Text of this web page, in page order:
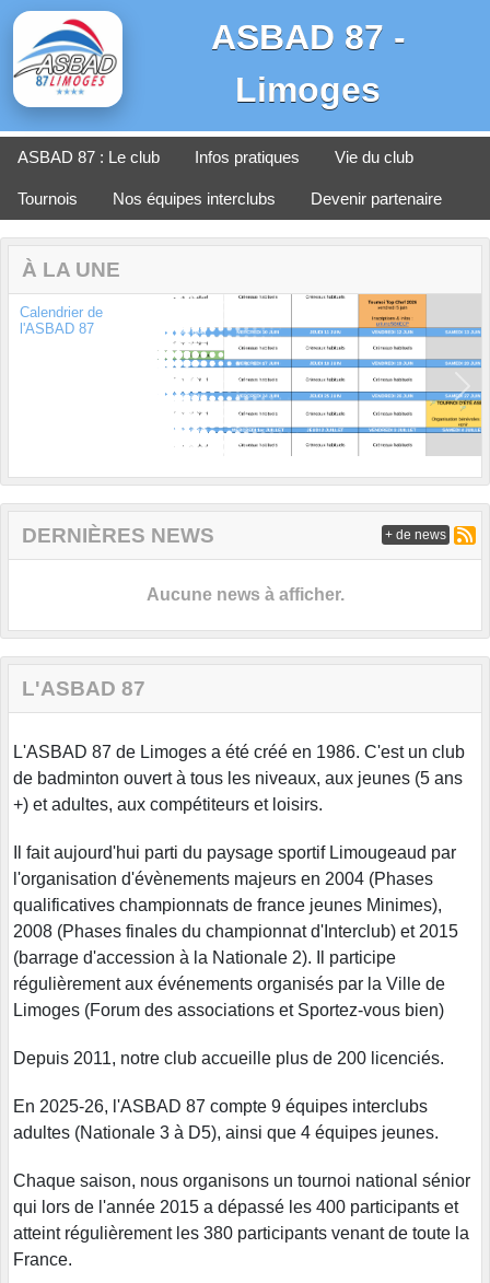
ASBAD 87 -
Limoges
ASBAD 87 : Le club Infos pratiques Vie du club
Tournois Nos équipes interclubs Devenir partenaire
À LA UNE
Calendrier de
l'ASBAD 87
Next
DERNIÈRES NEWS
Aucune news à afficher.
+ de news
L'ASBAD 87
L'ASBAD 87 de Limoges a été créé en 1986. C'est un club
de badminton ouvert à tous les niveaux, aux jeunes (5 ans
+) et adultes, aux compétiteurs et loisirs.
Il fait aujourd'hui parti du paysage sportif Limougeaud par
l'organisation d'évènements majeurs en 2004 (Phases
qualificatives championnats de france jeunes Minimes),
2008 (Phases finales du championnat d'Interclub) et 2015
(barrage d'accession à la Nationale 2). Il participe
régulièrement aux événements organisés par la Ville de
Limoges (Forum des associations et Sportez-vous bien)
Depuis 2011, notre club accueille plus de 200 licenciés.
En 2025-26, l'ASBAD 87 compte 9 équipes interclubs
adultes (Nationale 3 à D5), ainsi que 4 équipes jeunes.
Chaque saison, nous organisons un tournoi national sénior
qui lors de l'année 2015 a dépassé les 400 participants et
atteint régulièrement les 380 participants venant de toute la
France.
Panneau de gestion des cookies